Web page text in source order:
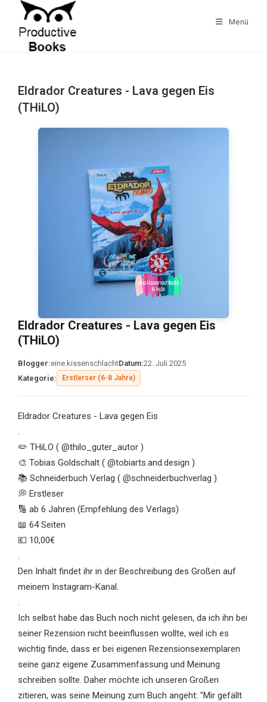
springen
Menü
Eldrador Creatures - Lava gegen Eis
(THiLO)
Eldrador Creatures - Lava gegen Eis
(THiLO)
Blogger:eine.kissenschlachtDatum:22. Juli 2025
Kategorie:
Erstlerser (6-8 Jahre)
Eldrador Creatures - Lava gegen Eis
.
✏️ THiLO ( @thilo_guter_autor )
🎨 Tobias Goldschalt ( @tobiarts.and.design )
📚 Schneiderbuch Verlag ( @schneiderbuchverlag )
💭 Erstleser
🔢 ab 6 Jahren (Empfehlung des Verlags)
📖 64 Seiten
💶 10,00€
.
Den Inhalt findet ihr in der Beschreibung des Großen auf
meinem Instagram-Kanal.
.
Ich selbst habe das Buch noch nicht gelesen, da ich ihn bei
seiner Rezension nicht beeinflussen wollte, weil ich es
wichtig finde, dass er bei eigenen Rezensionsexemplaren
seine ganz eigene Zusammenfassung und Meinung
schreiben sollte. Daher möchte ich unseren Großen
zitieren, was seine Meinung zum Buch angeht: "Mir gefällt